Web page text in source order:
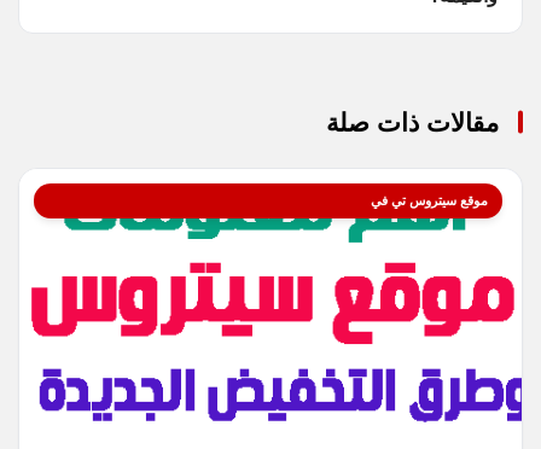
مقالات ذات صلة
موقع سيتروس تي في